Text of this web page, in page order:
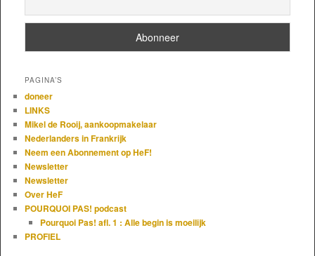
PAGINA’S
doneer
LINKS
Mikel de Rooij, aankoopmakelaar
Nederlanders in Frankrijk
Neem een Abonnement op HeF!
Newsletter
Newsletter
Over HeF
POURQUOI PAS! podcast
Pourquoi Pas! afl. 1 : Alle begin is moeilijk
PROFIEL